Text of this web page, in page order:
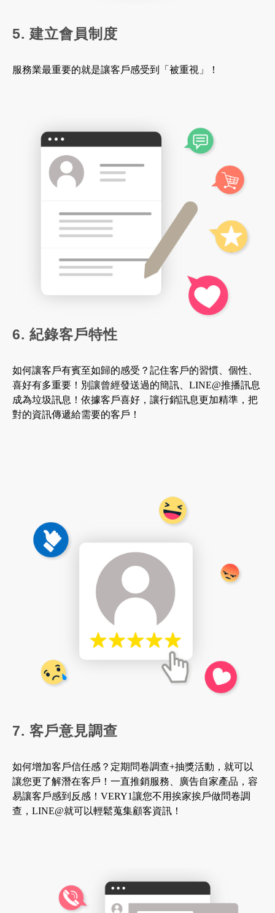
5. 建立會員制度
服務業最重要的就是讓客戶感受到「被重視」！
6. 紀錄客戶特性
如何讓客戶有賓至如歸的感受？記住客戶的習慣、個性、
喜好有多重要！別讓曾經發送過的簡訊、LINE@推播訊息
成為垃圾訊息！依據客戶喜好，讓行銷訊息更加精準，把
對的資訊傳遞給需要的客戶！
7. 客戶意見調查
如何增加客戶信任感？定期問卷調查+抽獎活動，就可以
讓您更了解潛在客戶！一直推銷服務、廣告自家產品，容
易讓客戶感到反感！VERY1讓您不用挨家挨戶做問卷調
查，LINE@就可以輕鬆蒐集顧客資訊！